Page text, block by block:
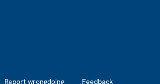
Report wrongdoing Feedback